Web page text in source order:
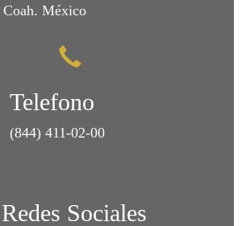
México
Telefono
(844) 411-02-00
Redes Sociales